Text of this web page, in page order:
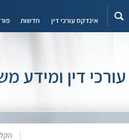
אינדקס עורכי דין חדשות
עורכי דין ומידע